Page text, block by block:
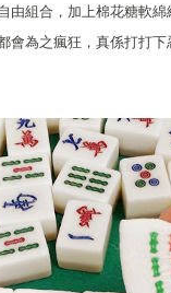
由組合，加上棉花糖軟綿
會為之瘋狂，真係打打下